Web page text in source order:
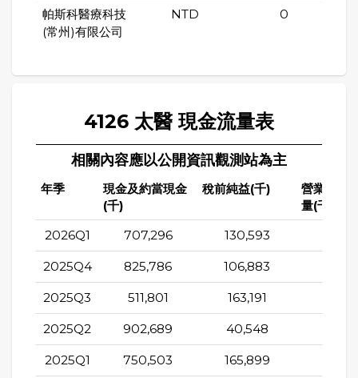
帕斯科醫療科技
(常州)有限公司
NTD 0
4126 太醫 現金流量表
相關內容應以公開資訊觀測站為主
年季
現金及約當現金
(千)
稅前純益(千)
營業活動
量(千)
2026Q1 707,296 130,593
2025Q4 825,786 106,883
2025Q3 511,801 163,191
2025Q2 902,689 40,548
2025Q1 750,503 165,899